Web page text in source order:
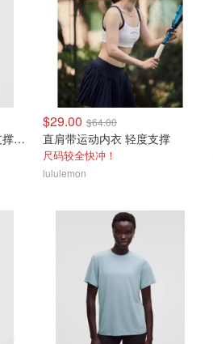
Flow Y Bra Nulu 女士轻支撑文胸
$29.00 $64.00
直肩带运动内衣 轻度支撑
尺码较全快冲！
lululemon